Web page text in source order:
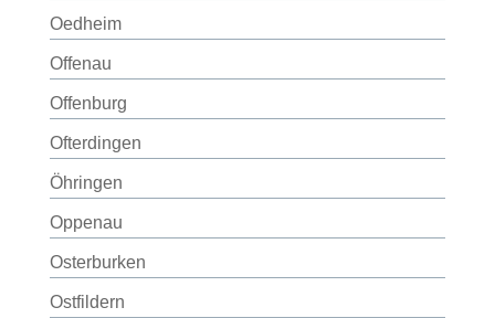
Oedheim
Offenau
Offenburg
Ofterdingen
Öhringen
Oppenau
Osterburken
Ostfildern